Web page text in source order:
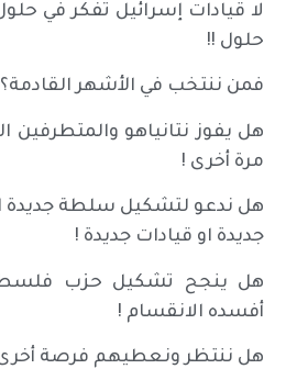
لا قيادات إسرائيل تفكر في
حلول !!
فمن ننتخب في الأشهر القادمة؟
هل يفوز نتانياهو والمتطرفين
مرة أخرى !
هل ندعو لتشكيل سلطة جديدة
جديدة او قيادات جديدة !
هل ينجح تشكيل حزب
أفسده الانقسام !
هل ننتظر ونعطيهم فرصة